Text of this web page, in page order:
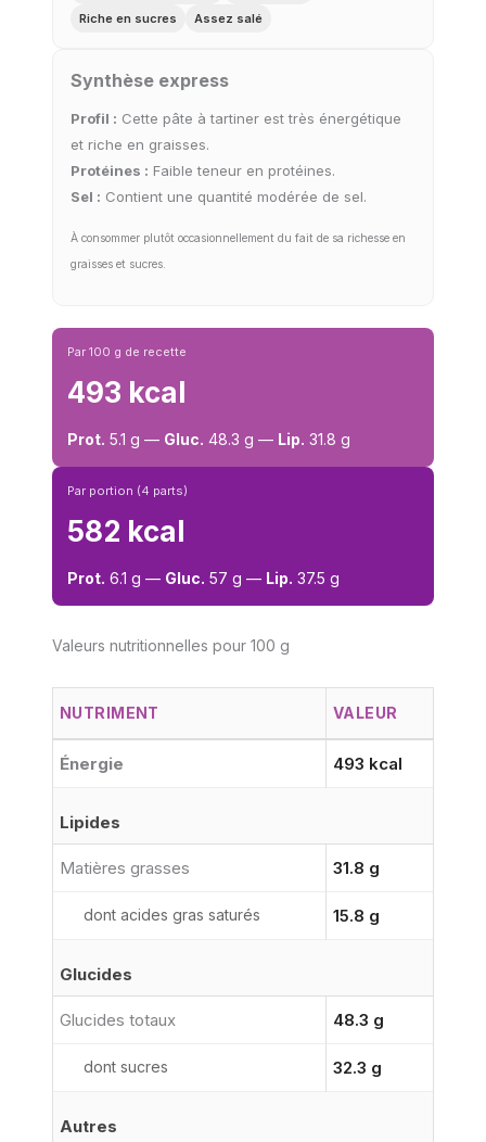
Riche en sucres
Assez salé
Synthèse express
Profil : Cette pâte à tartiner est très énergétique
et riche en graisses.
Protéines : Faible teneur en protéines.
Sel : Contient une quantité modérée de sel.
À consommer plutôt occasionnellement du fait de sa richesse en
graisses et sucres.
Par 100 g de recette
493 kcal
Prot. 5.1 g — Gluc. 48.3 g — Lip. 31.8 g
Par portion (4 parts)
582 kcal
Prot. 6.1 g — Gluc. 57 g — Lip. 37.5 g
Valeurs nutritionnelles pour 100 g
NUTRIMENT VALEUR
Énergie 493 kcal
Lipides
Matières grasses 31.8 g
dont acides gras saturés 15.8 g
Glucides
Glucides totaux 48.3 g
dont sucres 32.3 g
Autres